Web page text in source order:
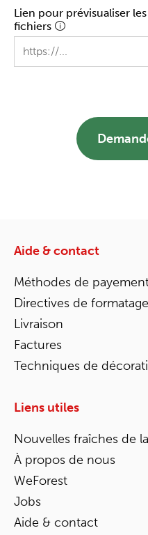
Lien pour prévisualiser
fichiers
Aide & contact
Méthodes de
Directives de formatage
Livraison
Factures
Techniques de
Liens utiles
Nouvelles fraîches de
À propos de nous
WeForest
Jobs
Aide & contact